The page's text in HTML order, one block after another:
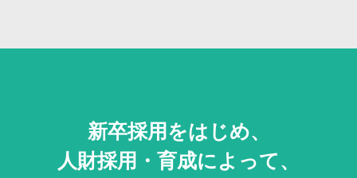
新卒採用をはじめ、
人財採用・ 育成によって、